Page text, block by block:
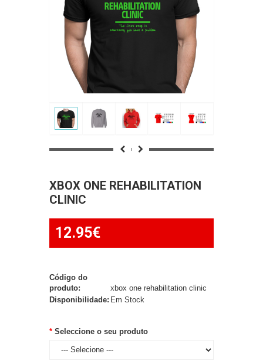
XBOX ONE REHABILITATION
CLINIC
12.95€
Código do
produto:
xbox one rehabilitation clinic
Disponibilidade:Em Stock
Seleccione o seu produto